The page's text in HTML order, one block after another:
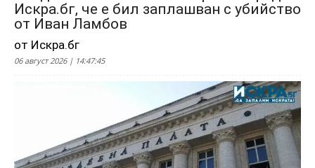
Искра.бг, че е бил заплашван с убийство
от Иван Ламбов
от Искра.бг
06 август 2026 | 14:47:45